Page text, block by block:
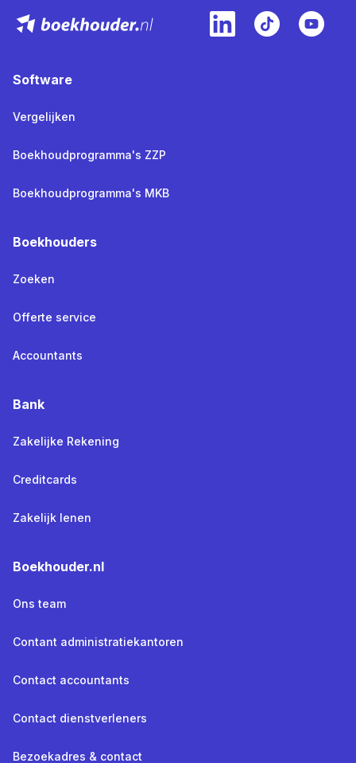
Software
Vergelijken
Boekhoudprogramma's ZZP
Boekhoudprogramma's MKB
Boekhouders
Zoeken
Offerte service
Accountants
Bank
Zakelijke Rekening
Creditcards
Zakelijk lenen
Boekhouder.nl
Ons team
Contant administratiekantoren
Contact accountants
Contact dienstverleners
Bezoekadres & contact